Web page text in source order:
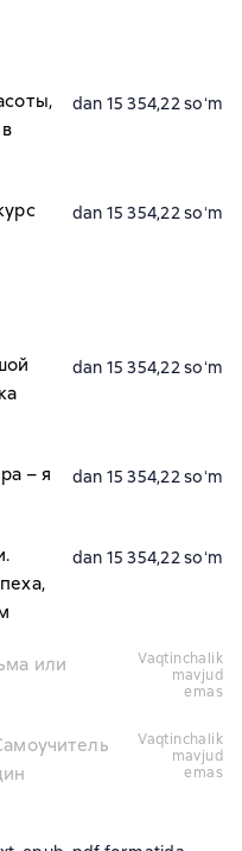
dan 15 354,22 soʻm
dan 15 354,22 soʻm
dan 15 354,22 soʻm
– я
dan 15 354,22 soʻm
dan 15 354,22 soʻm
или
vaqtinchalik
mavjud
emas
vaqtinchalik
mavjud
emas